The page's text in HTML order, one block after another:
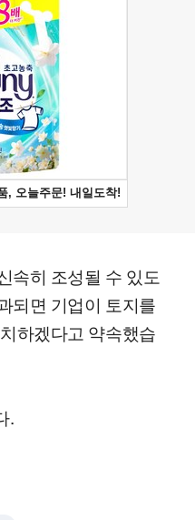
속히 조성될 수 있도
되면 기업이 토지를
하겠다고 약속했습
.